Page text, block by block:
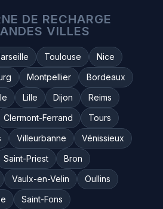
DE RECHARGE
VILLES
Toulouse
Nice
Montpellier
Bordeaux
Lille Dijon
Reims
Clermont-Ferrand
Tours
Villeurbanne
Vénissieux
Saint-Priest
Bron
Vaulx-en-Velin
Oullins
Saint-Fons